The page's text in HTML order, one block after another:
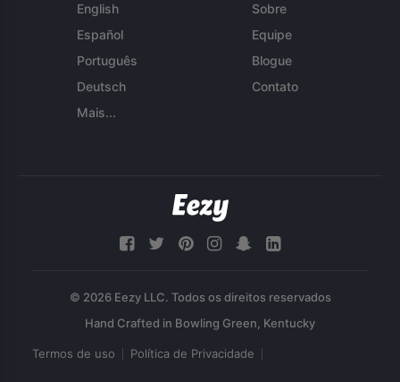
English
Español
Português
Deutsch
Mais...
Sobre
Equipe
Blogue
Contato
© 2026 Eezy LLC. Todos os direitos reservados
Termos de uso Política de Privacidade